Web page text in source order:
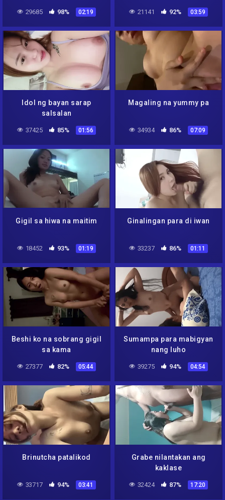
29685 98% 02:19 21141 92% 03:59
Idol ng bayan sarap
salsalan
37425 85% 01:56
Magaling na yummy pa
34934 86% 07:09
Gigil sa hiwa na maitim
18452 93% 01:19
Ginalingan para di iwan
33237 86% 01:11
Beshi ko na sobrang gigil
sa kama
27377 82% 05:44
Sumampa para mabigyan
nang luho
39275 94% 04:54
Brinutcha patalikod
33717 94% 03:41
Grabe nilantakan ang
kaklase
32424 87% 17:20